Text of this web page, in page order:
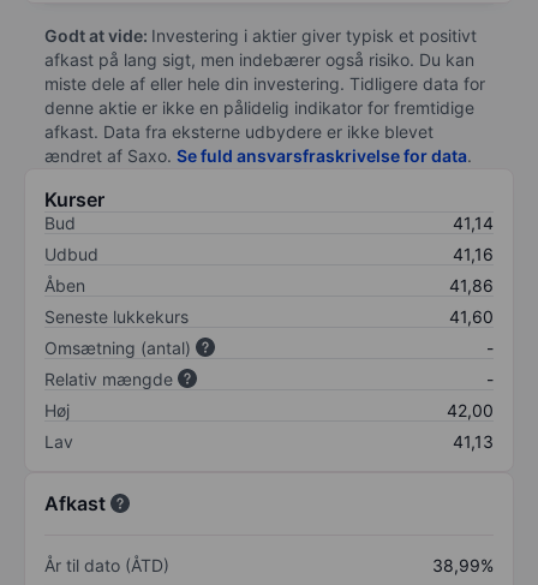
Godt at vide: Investering i aktier giver typisk et positivt
afkast på lang sigt, men indebærer også risiko. Du kan
miste dele af eller hele din investering. Tidligere data for
denne aktie er ikke en pålidelig indikator for fremtidige
afkast. Data fra eksterne udbydere er ikke blevet
ændret af Saxo. Se fuld ansvarsfraskrivelse for data.
Kurser
Bud
41,14
Udbud
41,16
Åben
41,86
Seneste lukkekurs
41,60
Omsætning (antal)
-
Relativ mængde
-
Høj
42,00
Lav
41,13
Afkast
År til dato (ÅTD)
38,99%